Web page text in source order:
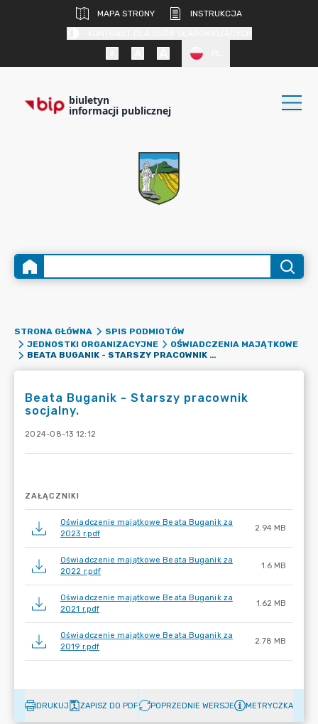
MAPA STRONY
INSTRUKCJA
biuletyn
informacji publicznej
STRONA GŁÓWNA
SPIS PODMIOTÓW
JEDNOSTKI ORGANIZACYJNE
OŚWIADCZENIA MAJĄTKOWE
BEATA BUGANIK - STARSZY PRACOWNIK SOCJALNY.
Beata Buganik - Starszy pracownik
socjalny.
2024-08-13 12:12
ZAŁĄCZNIKI
Oświadczenie majątkowe Beata Buganik za
2023 r.pdf
2.94 MB
Oświadczenie majątkowe Beata Buganik za
2022 r.pdf
1.6 MB
Oświadczenie majątkowe Beata Buganik za
2021 r.pdf
1.62 MB
Oświadczenie majątkowe Beata Buganik za
2019 r.pdf
2.78 MB
DRUKUJ ZAPISZ DO PDF POPRZEDNIE WERSJE METRYCZKA